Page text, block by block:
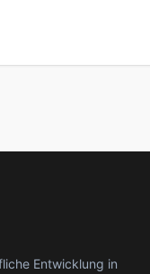
Entwicklung in